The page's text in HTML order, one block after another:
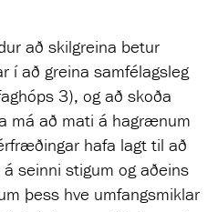
að skilgreina betur
í að greina samfélagsleg
3), og að skoða
má að mati á hagrænum
hafa lagt til að
seinni stigum og aðeins
þess hve umfangsmiklar